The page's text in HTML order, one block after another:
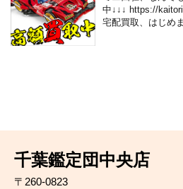
中↓↓↓ https://
宅配買取、はじめ
千葉鑑定団中央店
〒260-0823